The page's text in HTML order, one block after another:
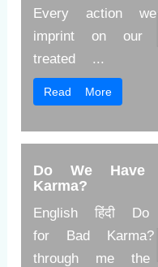
Every action
imprint on our
treated ...
Read More
Do We
Karma?
English हिंदी
for Bad
through me